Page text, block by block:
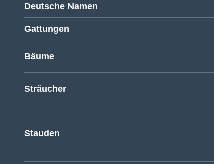
Deutsche Namen
Gattungen
Bäume
Sträucher
Stauden